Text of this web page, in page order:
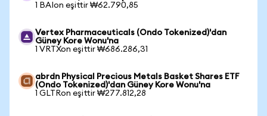
1 BAIon eşittir ₩62.790,85
Vertex Pharmaceuticals (Ondo Tokenized)'dan
Güney Kore Wonu'na
1 VRTXon eşittir ₩686.286,31
abrdn Physical Precious Metals Basket Shares ETF
(Ondo Tokenized)'dan Güney Kore Wonu'na
1 GLTRon eşittir ₩277.812,28